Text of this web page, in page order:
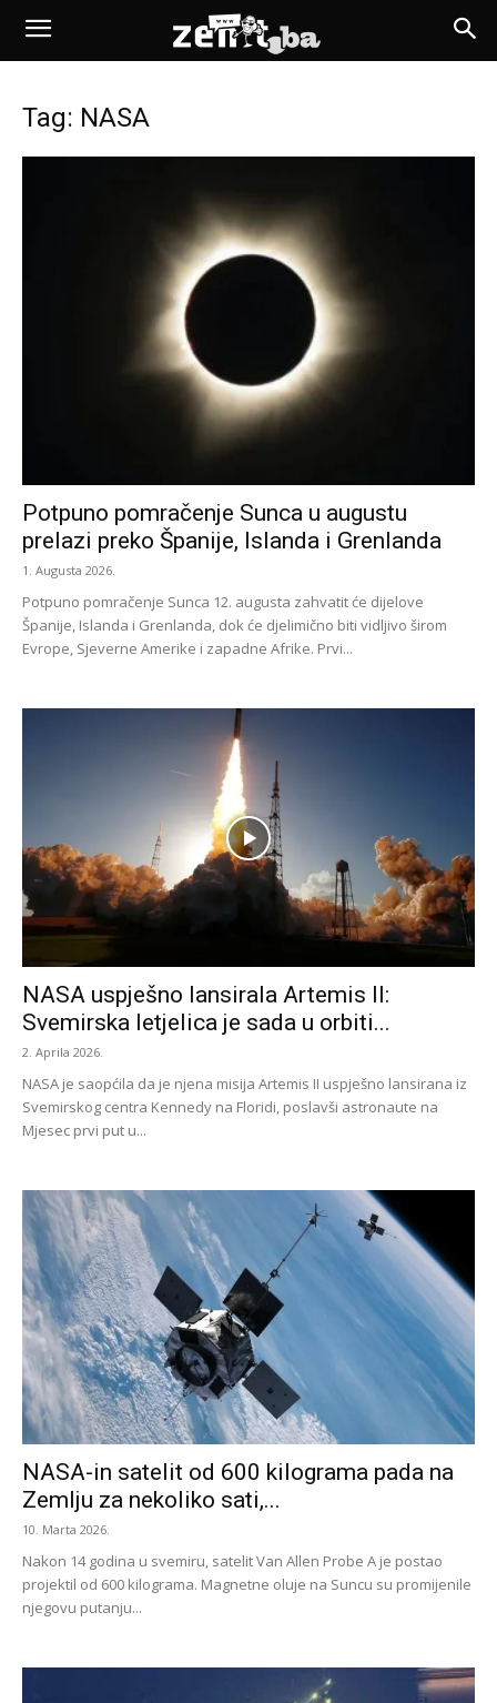
Tag: NASA
Potpuno pomračenje Sunca u augustu
prelazi preko Španije, Islanda i Grenlanda
1. Augusta 2026.
Potpuno pomračenje Sunca 12. augusta zahvatit će dijelove
Španije, Islanda i Grenlanda, dok će djelimično biti vidljivo širom
Evrope, Sjeverne Amerike i zapadne Afrike. Prvi...
NASA uspješno lansirala Artemis II:
Svemirska letjelica je sada u orbiti...
2. Aprila 2026.
NASA je saopćila da je njena misija Artemis II uspješno lansirana iz
Svemirskog centra Kennedy na Floridi, poslavši astronaute na
Mjesec prvi put u...
NASA-in satelit od 600 kilograma pada na
Zemlju za nekoliko sati,...
10. Marta 2026.
Nakon 14 godina u svemiru, satelit Van Allen Probe A je postao
projektil od 600 kilograma. Magnetne oluje na Suncu su promijenile
njegovu putanju...